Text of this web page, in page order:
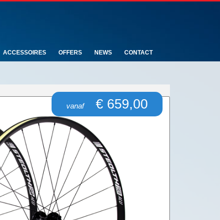
ACCESSOIRES OFFERS NEWS CONTACT
vanaf€ 659,00